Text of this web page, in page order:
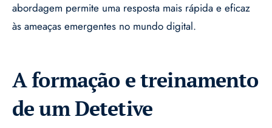
abordagem permite uma resposta mais rápida e eficaz
às ameaças emergentes no mundo digital.
A formação e treinamento
de um Detetive